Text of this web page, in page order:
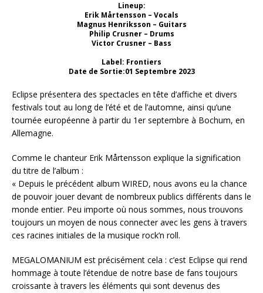
Lineup:
Erik Mårtensson – Vocals
Magnus Henriksson – Guitars
Philip Crusner – Drums
Victor Crusner – Bass
Label: Frontiers
Date de Sortie:01 Septembre 2023
Eclipse présentera des spectacles en tête d’affiche et divers
festivals tout au long de l’été et de l’automne, ainsi qu’une
tournée européenne à partir du 1er septembre à Bochum, en
Allemagne.
Comme le chanteur Erik Mårtensson explique la signification
du titre de l’album :
« Depuis le précédent album WIRED, nous avons eu la chance
de pouvoir jouer devant de nombreux publics différents dans le
monde entier. Peu importe où nous sommes, nous trouvons
toujours un moyen de nous connecter avec les gens à travers
ces racines initiales de la musique rock’n roll.
MEGALOMANIUM est précisément cela : c’est Eclipse qui rend
hommage à toute l’étendue de notre base de fans toujours
croissante à travers les éléments qui sont devenus des